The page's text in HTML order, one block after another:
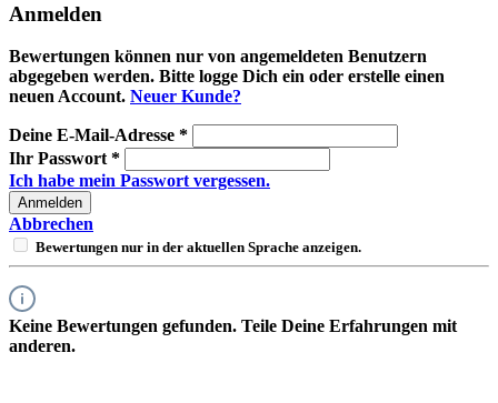
Anmelden
Bewertungen können nur von angemeldeten Benutzern
abgegeben werden. Bitte logge Dich ein oder erstelle einen
neuen Account. Neuer Kunde?
Deine E-Mail-Adresse *
Ihr Passwort*
Ich habe mein Passwort vergessen.
Anmelden
Abbrechen
Bewertungen nur in der aktuellen Sprache anzeigen.
Keine Bewertungen gefunden. Teile Deine Erfahrungen mit
anderen.